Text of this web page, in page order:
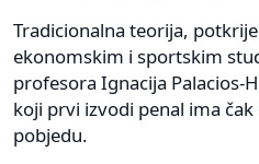
Tradicionalna teorija,
ekonomskim i sportskim
profesora Ignacija Palacios-
koji prvi izvodi penal ima čak
pobjedu.